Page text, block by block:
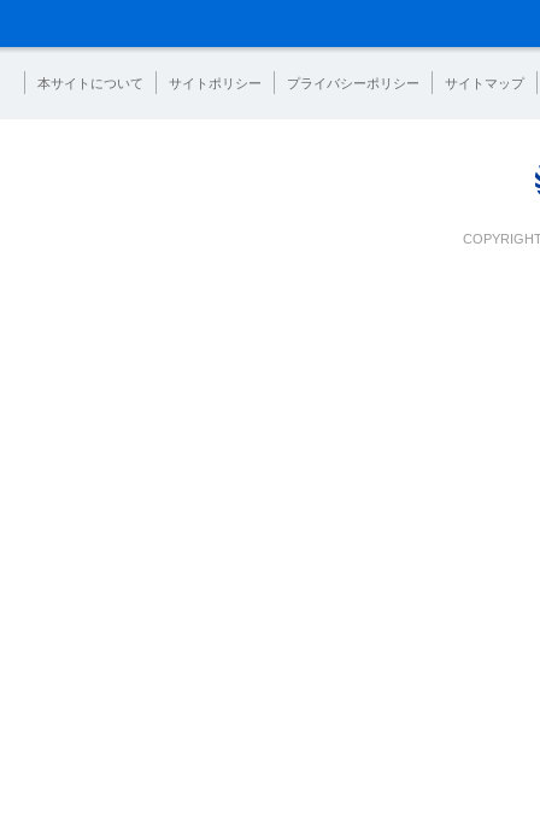
本サイトについて サイトポリシー プライバシーポリシー サイトマップ